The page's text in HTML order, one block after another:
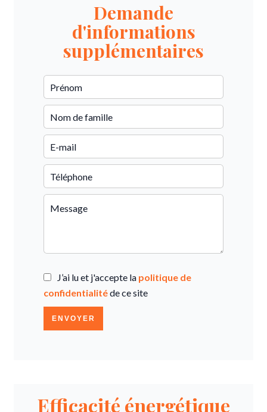
Demande
d'informations
supplémentaires
J’ai lu et j'accepte la politique de
confidentialitéde ce site
ENVOYER
Efficacité énergétique